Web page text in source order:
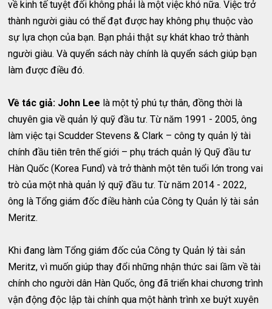
về kinh tế tuyệt đối không phải là một việc khó nữa. Việc trở
thành người giàu có thể đạt được hay không phụ thuộc vào
sự lựa chọn của bạn. Bạn phải thật sự khát khao trở thành
người giàu. Và quyển sách này chính là quyển sách giúp bạn
làm được điều đó.
Về tác giả: John Lee là một tỷ phú tự thân, đồng thời là
chuyên gia về quản lý quỹ đầu tư. Từ năm 1991 - 2005, ông
làm việc tại Scudder Stevens & Clark – công ty quản lý tài
chính đầu tiên trên thế giới – phụ trách quản lý Quỹ đầu tư
Hàn Quốc (Korea Fund) và trở thành một tên tuổi lớn trong vai
trò của một nhà quản lý quỹ đầu tư. Từ năm 2014 - 2022,
ông là Tổng giám đốc điều hành của Công ty Quản lý tài sản
Meritz.
Khi đang làm Tổng giám đốc của Công ty Quản lý tài sản
Meritz, vì muốn giúp thay đổi những nhận thức sai lầm về tài
chính cho người dân Hàn Quốc, ông đã triển khai chương trình
vận động độc lập tài chính qua một hành trình xe buýt xuyên